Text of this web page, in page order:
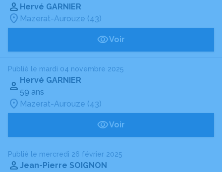
Hervé GARNIER
Mazerat-Aurouze (43)
Voir
Publié le mardi 04 novembre 2025
Hervé GARNIER
59 ans
Mazerat-Aurouze (43)
Voir
Publié le mercredi 26 février 2025
Jean-Pierre SOIGNON